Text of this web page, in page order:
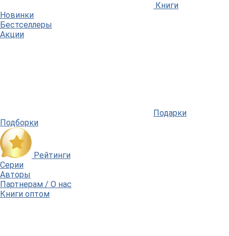
Книги
Новинки
Бестселлеры
Акции
Подарки
Подборки
Рейтинги
Серии
Авторы
Партнерам / О нас
Книги оптом